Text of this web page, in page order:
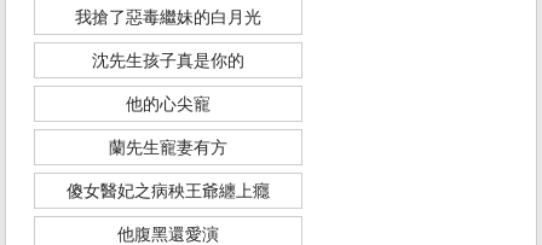
我搶了惡毒繼妹的白月光
沈先生孩子真是你的
他的心尖寵
蘭先生寵妻有方
傻女醫妃之病秧王爺纏上癮
他腹黑還愛演